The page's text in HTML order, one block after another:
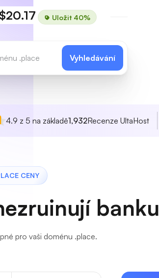
$20.17 Uložit 40%
Vyhledávání
4.9 z 5 na základě1,932Recenze UltaHost
CENY
banku
pro vaši doménu .place.